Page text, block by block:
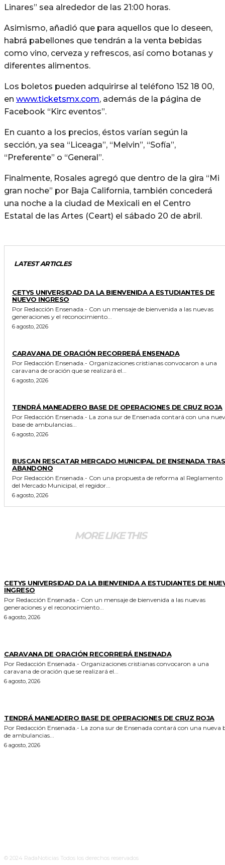
Linares” sea alrededor de las 21:00 horas.
Asimismo, añadió que para aquellos que lo deseen,
habrá pabellones que tendrán a la venta bebidas
como vino, cerveza y refrescos, así como botanas y
diferentes alimentos.
Los boletos pueden adquirirse al teléfono 152 18 00,
en www.ticketsmx.com, además de la página de
Facebook “Kirc eventos”.
En cuanto a los precios, éstos varían según la
sección, ya sea “Liceaga”, “Melvin”, “Sofía”,
“Preferente” o “General”.
Finalmente, Rosales agregó que dentro de la gira “Mi
gran noche” por Baja California, también concederá
una noche a la ciudad de Mexicali en el Centro
Estatal de las Artes (Ceart) el sábado 20 de abril.
LATEST ARTICLES
CETYS UNIVERSIDAD DA LA BIENVENIDA A ESTUDIANTES DE
NUEVO INGRESO
Por Redacción Ensenada.- Con un mensaje de bienvenida a las nuevas
generaciones y el reconocimiento...
6 agosto, 2026
CARAVANA DE ORACIÓN RECORRERÁ ENSENADA
Por Redacción Ensenada.- Organizaciones cristianas convocaron a una
caravana de oración que se realizará el...
6 agosto, 2026
TENDRÁ MANEADERO BASE DE OPERACIONES DE CRUZ ROJA
Por Redacción Ensenada.- La zona sur de Ensenada contará con una nueva
base de ambulancias...
6 agosto, 2026
BUSCAN RESCATAR MERCADO MUNICIPAL DE ENSENADA TRAS
ABANDONO
Por Redacción Ensenada.- Con una propuesta de reforma al Reglamento
del Mercado Municipal, el regidor...
6 agosto, 2026
MORE LIKE THIS
CETYS UNIVERSIDAD DA LA BIENVENIDA A ESTUDIANTES DE
INGRESO
Por Redacción Ensenada.- Con un mensaje de bienvenida a las nuevas
generaciones y el reconocimiento...
6 agosto, 2026
CARAVANA DE ORACIÓN RECORRERÁ ENSENADA
Por Redacción Ensenada.- Organizaciones cristianas convocaron a una
caravana de oración que se realizará el...
6 agosto, 2026
TENDRÁ MANEADERO BASE DE OPERACIONES DE CRUZ ROJA
Por Redacción Ensenada.- La zona sur de Ensenada contará con una nueva base
de ambulancias...
6 agosto, 2026
© 2024 RadaNoticias Todos los derechos reservados